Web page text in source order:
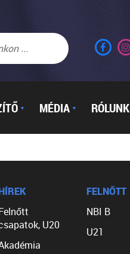
▼ MÉDIA ▼ RÓLUNK
U20
FELNŐTT
NBI B
U21